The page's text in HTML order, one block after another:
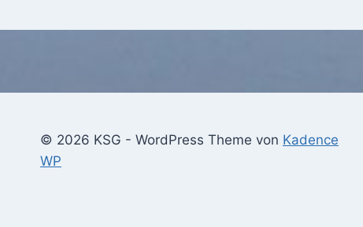
© 2026 KSG - WordPress Theme von Kadence
WP